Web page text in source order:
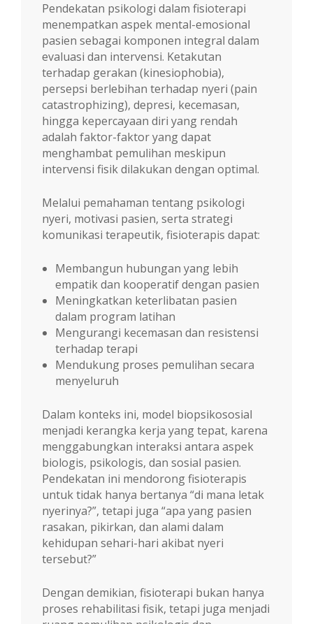
Pendekatan psikologi dalam fisioterapi
menempatkan aspek mental-emosional
pasien sebagai komponen integral dalam
evaluasi dan intervensi. Ketakutan
terhadap gerakan (kinesiophobia),
persepsi berlebihan terhadap nyeri (pain
catastrophizing), depresi, kecemasan,
hingga kepercayaan diri yang rendah
adalah faktor-faktor yang dapat
menghambat pemulihan meskipun
intervensi fisik dilakukan dengan optimal.
Melalui pemahaman tentang psikologi
nyeri, motivasi pasien, serta strategi
komunikasi terapeutik, fisioterapis dapat:
Membangun hubungan yang lebih
empatik dan kooperatif dengan pasien
Meningkatkan keterlibatan pasien
dalam program latihan
Mengurangi kecemasan dan resistensi
terhadap terapi
Mendukung proses pemulihan secara
menyeluruh
Dalam konteks ini, model biopsikososial
menjadi kerangka kerja yang tepat, karena
menggabungkan interaksi antara aspek
biologis, psikologis, dan sosial pasien.
Pendekatan ini mendorong fisioterapis
untuk tidak hanya bertanya “di mana letak
nyerinya?”, tetapi juga “apa yang pasien
rasakan, pikirkan, dan alami dalam
kehidupan sehari-hari akibat nyeri
tersebut?”
Dengan demikian, fisioterapi bukan hanya
proses rehabilitasi fisik, tetapi juga menjadi